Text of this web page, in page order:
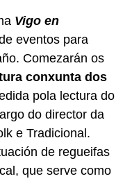
Vigo en
eventos para
Comezarán os
conxunta dos
pola lectura do
do director da
e Tradicional.
de regueifas
que serve como